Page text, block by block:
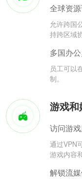
全球资
允许跨国
持跨区域
多国办
员工可以
制。
游戏和
访问游
通过VPN
游戏内容
解锁流